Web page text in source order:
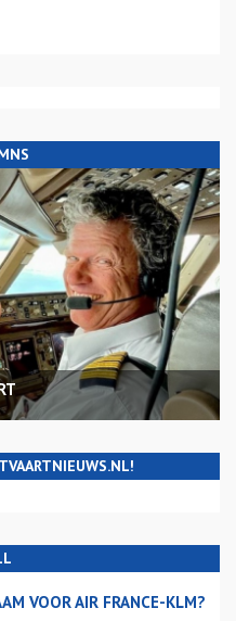
VOOR AIR FRANCE-KLM?